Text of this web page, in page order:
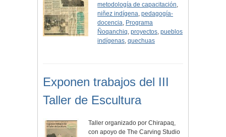
metodología de capacitación,
niñez indígena,pedagogía-
docencia, Programa
Ñoqanchiq,proyectos,pueblos
indígenas,quechuas
Exponen trabajos del III
Taller de Escultura
Taller organizado por Chirapaq,
con apoyo de The Carving Studio